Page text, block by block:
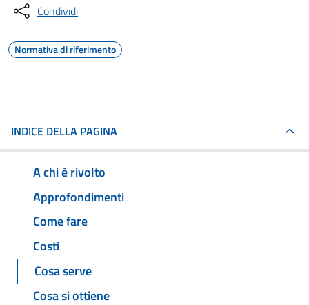
Condividi
Normativa di riferimento
INDICE DELLA PAGINA
A chi è rivolto
Approfondimenti
Come fare
Costi
Cosa serve
Cosa si ottiene